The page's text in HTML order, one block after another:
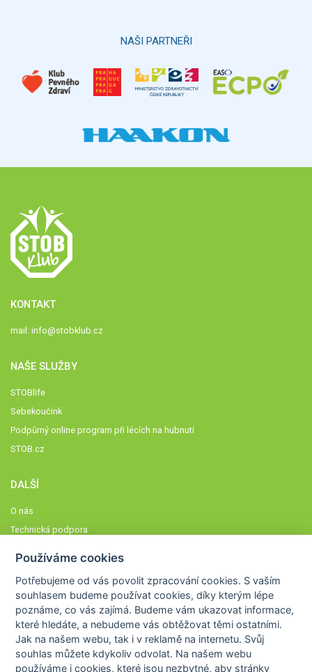
NAŠI PARTNEŘI
KONTAKT
mail: info@stobklub.cz
NAŠE SLUŽBY
STOBlife
Sebekoučink
Podpůrný online program při lécích na hubnutí
STOB.cz
DALŠÍ
O nás
Technická podpora
Členové STOBklubu
Zásady nakládání s osobními údaji
Otestujte se
Spočítejte si
Výzva 52
Používáme cookies
Potřebujeme od vás povolit zpracování cookies. S vaším
souhlasem budeme používat cookies, díky kterým lépe
poznáme,co vás zajímá. Budeme vám ukazovat informace,
které hledáte, a nebudeme vás obtěžovat těmi ostatními.
Jak na našem webu, tak i v reklamě na internetu. Svůj
souhlas můžete kdykoliv odvolat. Na našem webu
používáme i cookies, které jsou nezbytné, aby stránky